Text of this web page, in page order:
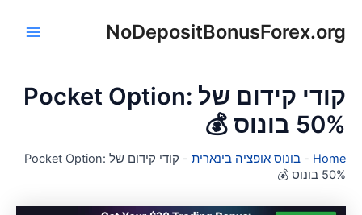
קודי קידום של Pocket Option:
בונוס 💰
-בונוס אופציה בינארית-
קודי קידום של Pocket Option:
בונוס 💰